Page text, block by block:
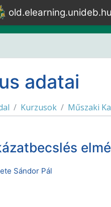
old.elearning.unideb.hu
adatai
Kurzusok Műszaki
Sándor Pál